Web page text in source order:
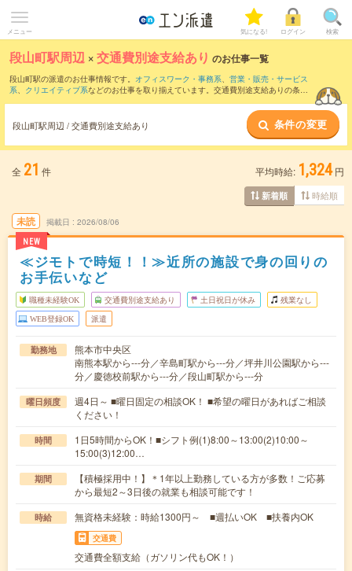
メニュー 気になる! ログイン 検索
段山町駅周辺 ×交通費別途支給あり のお仕事一覧
段山町駅の派遣のお仕事情報です。 オフィスワーク・事務系、 営業・販売・サービス
系、 クリエイティブ系などのお仕事を取り揃えています。交通費別途支給ありの条件
段山町駅周辺 / 交通費別途支給あり 条件の変更
全 21 件 平均時給: 1,324 円
新着順 時給順
未読
NEW
掲載日 2026/08/06
≪ジモトで時短！！≫近所の施設で身の回りの
お手伝いなど
職種未経験OK 交通費別途支給あり 土日祝日が休み 残業なし
WEB登録OK 派遣
勤務地
熊本市中央区
南熊本駅から---分／辛島町駅から---分／坪井川公園駅から---
分／慶徳校前駅から---分／段山町駅から---分
曜日頻度
週4日～ ■曜日固定の相談OK！ ■希望の曜日があればご相談
ください！
時間
1日5時間からOK！■シフト例(1)8:00～13:00(2)10:00～
15:00(3)12:00…
期間
【積極採用中！】＊1年以上勤務している方が多数！ご応募
から最短2～3日後の就業も相談可能です！
時給 無資格未経験：時給1300円～ ■週払いOK ■扶養内OK
交通費
交通費全額支給（ガソリン代もOK！）